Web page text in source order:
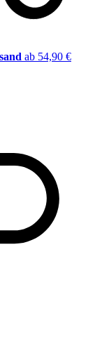
ab 54,90 €